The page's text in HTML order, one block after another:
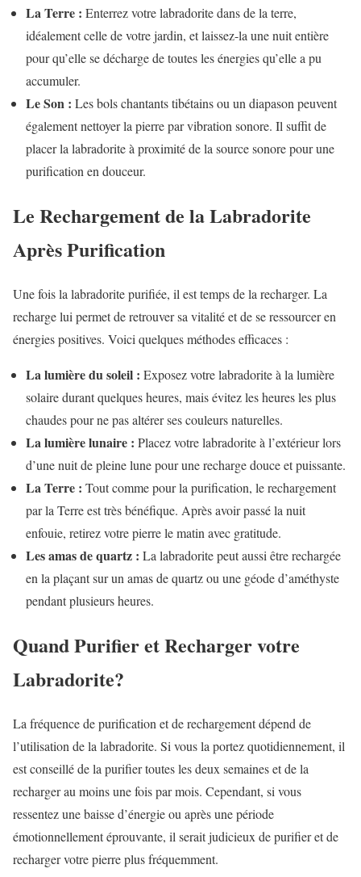
La Terre : Enterrez votre labradorite dans de la terre,
idéalement celle de votre jardin, et laissez-la une nuit entière
pour qu’elle se décharge de toutes les énergies qu’elle a pu
accumuler.
Le Son : Les bols chantants tibétains ou un diapason peuvent
également nettoyer la pierre par vibration sonore. Il suffit de
placer la labradorite à proximité de la source sonore pour une
purification en douceur.
Le Rechargement de la Labradorite
Après Purification
Une fois la labradorite purifiée, il est temps de la recharger. La
recharge lui permet de retrouver sa vitalité et de se ressourcer en
énergies positives. Voici quelques méthodes efficaces :
La lumière du soleil : Exposez votre labradorite à la lumière
solaire durant quelques heures, mais évitez les heures les plus
chaudes pour ne pas altérer ses couleurs naturelles.
La lumière lunaire : Placez votre labradorite à l’extérieur lors
d’une nuit de pleine lune pour une recharge douce et puissante.
La Terre : Tout comme pour la purification, le rechargement
par la Terre est très bénéfique. Après avoir passé la nuit
enfouie, retirez votre pierre le matin avec gratitude.
Les amas de quartz : La labradorite peut aussi être rechargée
en la plaçant sur un amas de quartz ou une géode d’améthyste
pendant plusieurs heures.
Quand Purifier et Recharger votre
Labradorite?
La fréquence de purification et de rechargement dépend de
l’utilisation de la labradorite. Si vous la portez quotidiennement, il
est conseillé de la purifier toutes les deux semaines et de la
recharger au moins une fois par mois. Cependant, si vous
ressentez une baisse d’énergie ou après une période
émotionnellement éprouvante, il serait judicieux de purifier et de
recharger votre pierre plus fréquemment.